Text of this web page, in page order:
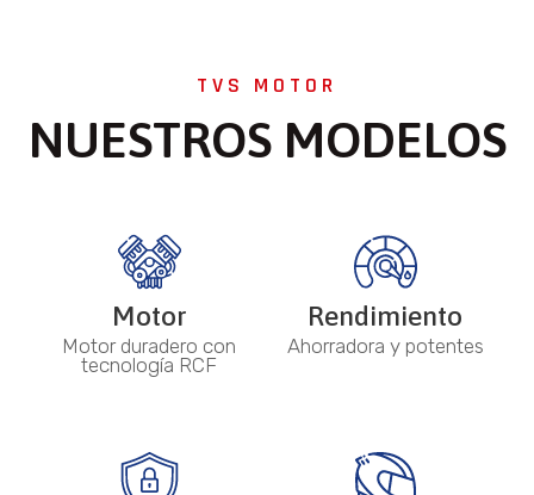
TVS MOTOR
NUESTROS MODELOS
Motor
Motor duradero con
tecnología RCF
Rendimiento
Ahorradora y potentes